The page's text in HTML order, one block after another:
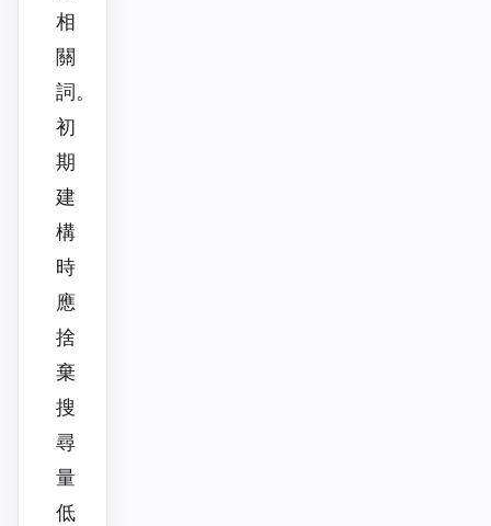
相
關
詞。
初
期
建
構
時
應
捨
棄
搜
尋
量
低